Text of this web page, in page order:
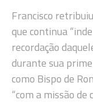
Francisco
que continua
recordação
durante sua
como Bispo de
“com a missão